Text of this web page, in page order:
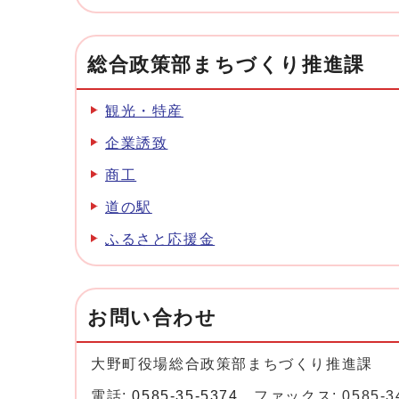
総合政策部まちづくり推進課
観光・特産
企業誘致
商工
道の駅
ふるさと応援金
お問い合わせ
大野町役場総合政策部まちづくり推進課
電話:0585-35-5374 ファックス: 0585-